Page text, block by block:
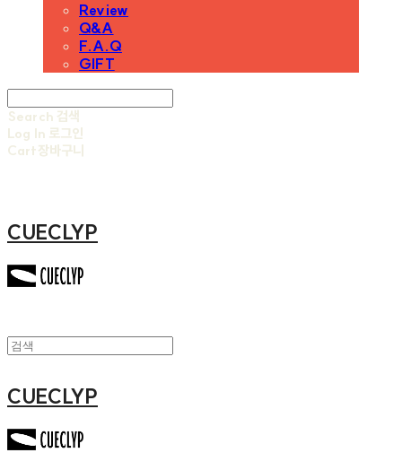
Review
Q&A
F.A.Q
GIFT
Search 검색
Log In 로그인
Cart장바구니
CUECLYP
CUECLYP